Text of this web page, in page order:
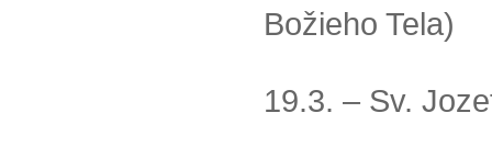
Božieho Tela)
19.3. – Sv.